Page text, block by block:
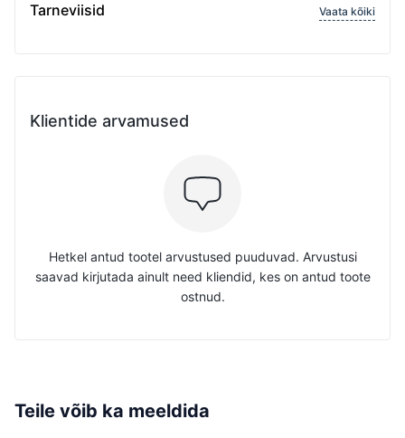
Tarneviisid Vaata kõiki
Klientide arvamused
Hetkel antud tootel arvustused puuduvad. Arvustusi
saavad kirjutada ainult need kliendid, kes on antud toote
ostnud.
Teile võib ka meeldida